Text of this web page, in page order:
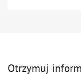
Otrzymuj